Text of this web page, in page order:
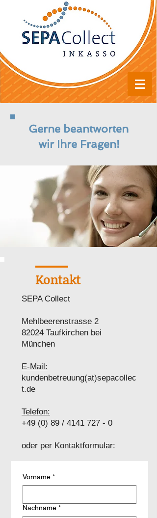
Gerne beantworten
wir Ihre Fragen!
Kontakt
SEPA Collect
Mehlbeerenstrasse 2​
82024 Taufkirchen bei
München
E-Mail:
kundenbetreuung(at)sepacollec
t.de
Telefon:
+49 (0) 89 / 4141 727 - 0
oder per Kontaktformular:
Vorname *
Nachname *